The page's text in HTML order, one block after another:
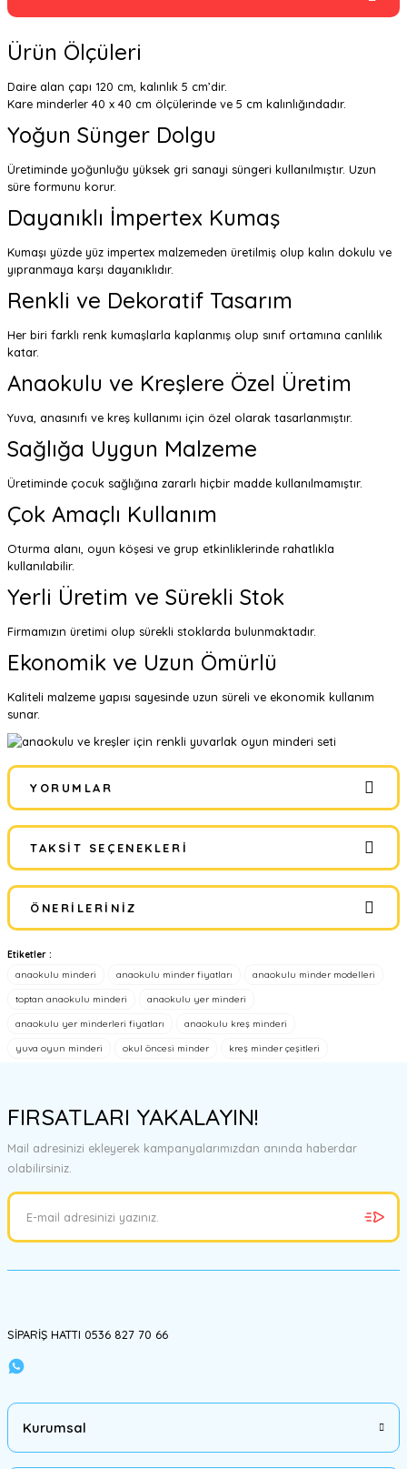
Ürün Ölçüleri
Daire alan çapı 120 cm, kalınlık 5 cm’dir.
Kare minderler 40 x 40 cm ölçülerinde ve 5 cm kalınlığındadır.
Yoğun Sünger Dolgu
Üretiminde yoğunluğu yüksek gri sanayi süngeri kullanılmıştır. Uzun
süre formunu korur.
Dayanıklı İmpertex Kumaş
Kumaşı yüzde yüz impertex malzemeden üretilmiş olup kalın dokulu ve
yıpranmaya karşı dayanıklıdır.
Renkli ve Dekoratif Tasarım
Her biri farklı renk kumaşlarla kaplanmış olup sınıf ortamına canlılık
katar.
Anaokulu ve Kreşlere Özel Üretim
Yuva, anasınıfı ve kreş kullanımı için özel olarak tasarlanmıştır.
Sağlığa Uygun Malzeme
Üretiminde çocuk sağlığına zararlı hiçbir madde kullanılmamıştır.
Çok Amaçlı Kullanım
Oturma alanı, oyun köşesi ve grup etkinliklerinde rahatlıkla
kullanılabilir.
Yerli Üretim ve Sürekli Stok
Firmamızın üretimi olup sürekli stoklarda bulunmaktadır.
Ekonomik ve Uzun Ömürlü
Kaliteli malzeme yapısı sayesinde uzun süreli ve ekonomik kullanım
sunar.
YORUMLAR
Bu ürüne ilk yorumu siz yapın!
Yorum Yaz
TAKSIT SEÇENEKLERI
ÖNERILERINIZ
Bu ürünün fiyat bilgisi, resim, ürün açıklamalarında ve diğer
konularda yetersiz gördüğünüz noktaları öneri formunu kullanarak
tarafımıza iletebilirsiniz.
Ürün bilgilerinde hatalar bulunuyor.
Bu ürüne benzer farklı alternatifler olmalı.
Etiketler :
anaokulu minderi
anaokulu minder fiyatları anaokulu minder modelleri
toptan anaokulu minderi anaokulu yer minderi
anaokulu yer minderleri fiyatları anaokulu kreş minderi
yuva oyun minderi okul öncesi minder kreş minder çeşitleri
FIRSATLARI YAKALAYIN!
Mail adresinizi ekleyerek kampanyalarımızdan anında haberdar
olabilirsiniz.
SİPARİŞ HATTI 0536 827 70 66
Kurumsal